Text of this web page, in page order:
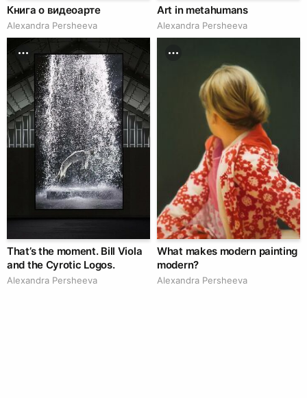
Книга о видеоарте
Alexandra Persheeva
Art in metahumans
Alexandra Persheeva
That’s the moment. Bill Viola
and the Cyrotic Logos.
Alexandra Persheeva
What makes modern painting
modern?
Alexandra Persheeva